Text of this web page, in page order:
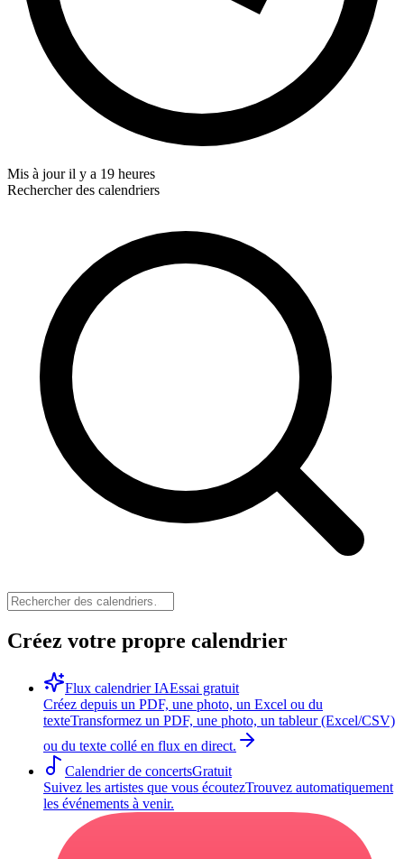
Mis à jour il y a 19 heures
Rechercher des calendriers
Créez votre propre calendrier
Flux calendrier IAEssai gratuit
Créez depuis un PDF, une photo, un Excel ou du
texteTransformez un PDF, une photo, un tableur (Excel/CSV)
ou du texte collé en flux en direct.
Calendrier de concertsGratuit
Suivez les artistes que vous écoutezTrouvez automatiquement
les événements à venir.